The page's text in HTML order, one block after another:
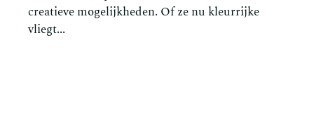
creatieve mogelijkheden. Of ze nu kleurrijke
vliegt...